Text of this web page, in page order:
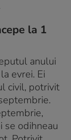
la 1
anului
evrei. Ei
civil, potrivit
se odihneau